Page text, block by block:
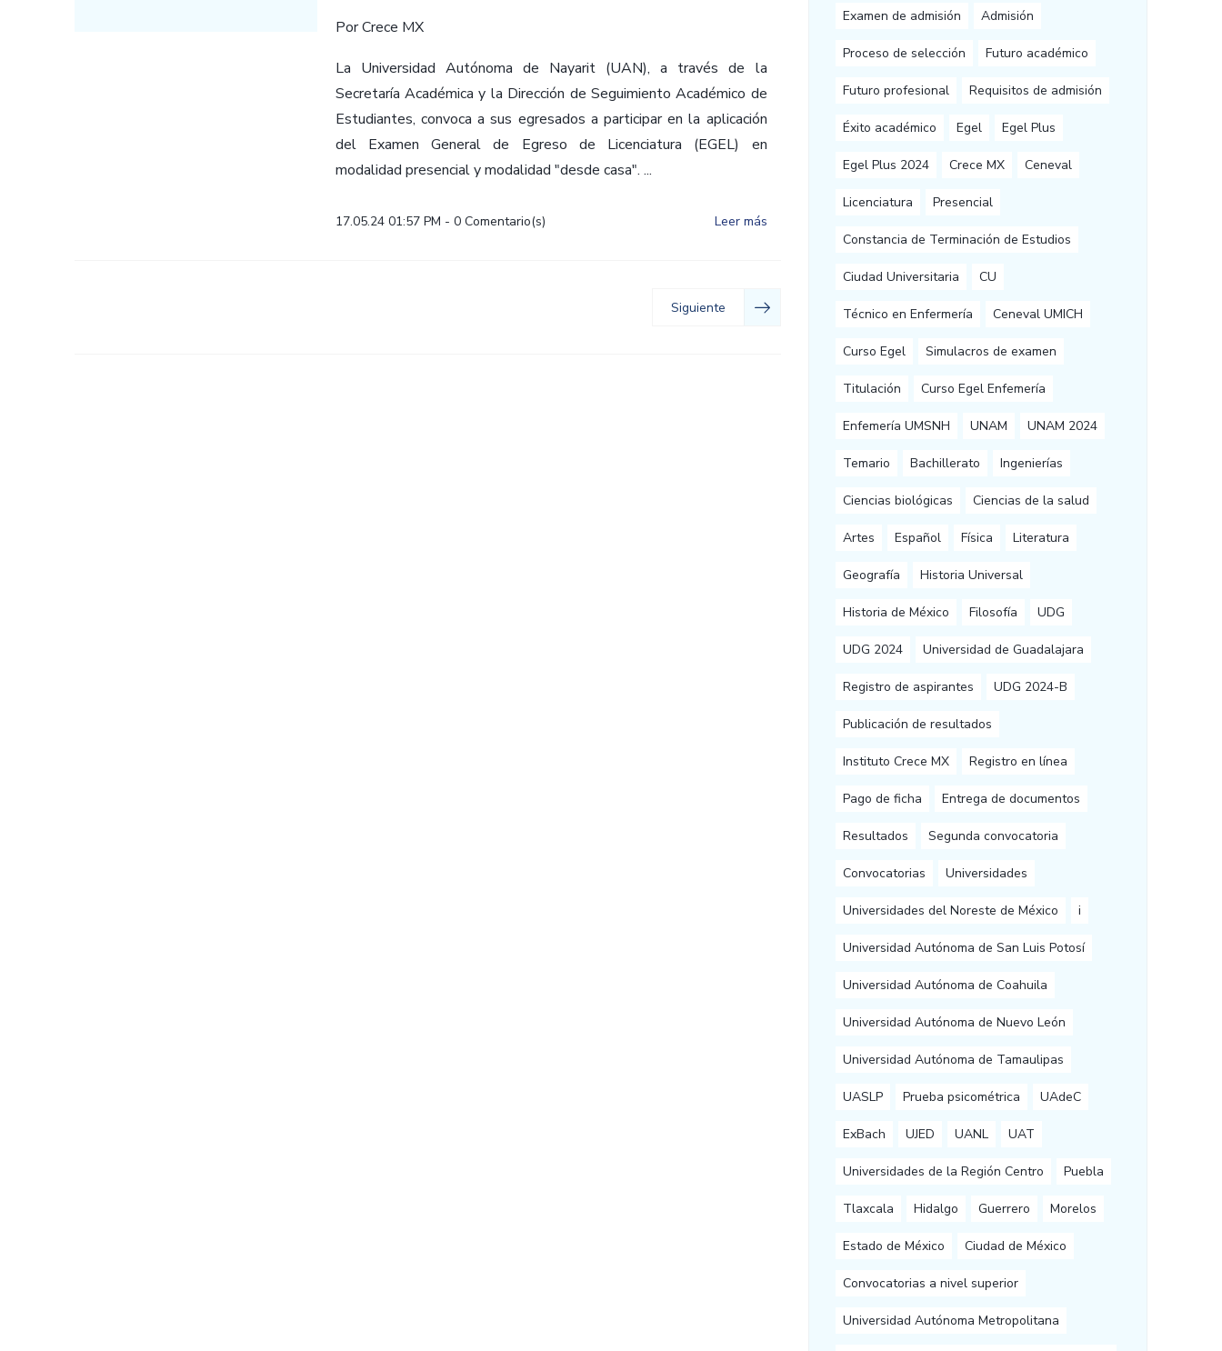
PorCrece MX
La Universidad Autónoma de Nayarit (UAN), a través de la
Secretaría Académica y la Dirección de Seguimiento Académico de
Estudiantes, convoca a sus egresados a participar en la aplicación
del Examen General de Egreso de Licenciatura (EGEL) en
modalidad presencial y modalidad "desde casa". ...
17.05.24 01:57 PM - 0Comentario(s) Leer más
Siguiente
Examen de admisión Admisión
Proceso de selección Futuro académico
Futuro profesional Requisitos de admisión
Éxito académico Egel Egel Plus
Egel Plus 2024 Crece MX Ceneval
Licenciatura Presencial
Constancia de Terminación de Estudios
Ciudad Universitaria CU
Técnico en Enfermería Ceneval UMICH
Curso Egel Simulacros de examen
Titulación Curso Egel Enfemería
Enfemería UMSNH UNAM UNAM 2024
Temario Bachillerato Ingenierías
Ciencias biológicas Ciencias de la salud
Artes Español Física Literatura
Geografía Historia Universal
Historia de México Filosofía UDG
UDG 2024 Universidad de Guadalajara
Registro de aspirantes UDG 2024-B
Publicación de resultados
Instituto Crece MX Registro en línea
Pago de ficha Entrega de documentos
Resultados Segunda convocatoria
Convocatorias Universidades
Universidades del Noreste de México i
Universidad Autónoma de San Luis Potosí
Universidad Autónoma de Coahuila
Universidad Autónoma de Nuevo León
Universidad Autónoma de Tamaulipas
UASLP Prueba psicométrica UAdeC
ExBach UJED UANL UAT
Universidades de la Región Centro Puebla
Tlaxcala Hidalgo Guerrero Morelos
Estado de México Ciudad de México
Convocatorias a nivel superior
Universidad Autónoma Metropolitana